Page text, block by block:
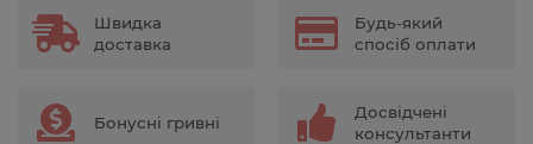
Швидка
доставка
Будь-який
спосіб оплати
Бонусні гривні
Досвідчені
консультанти